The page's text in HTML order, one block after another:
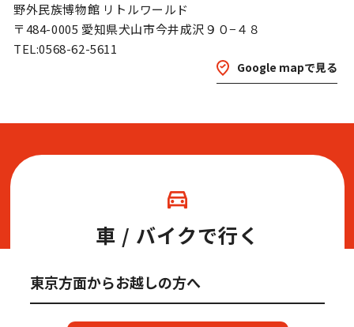
グルメ
館内マップ
イベント･お知らせ
お問い合わせ
野外民族博物館 リトルワールド
〒484-0005 愛知県犬山市今井成沢９０−４８
TEL:0568-62-5611
Google mapで見る
車 / バイクで行く
東京方面からお越しの方へ